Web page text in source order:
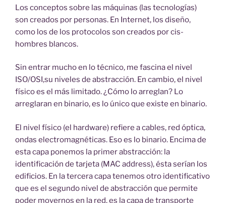
Los conceptos sobre las máquinas (las tecnologías)
son creados por personas. En Internet, los diseño,
como los de los protocolos son creados por cis-
hombres blancos.
Sin entrar mucho en lo técnico, me fascina el nivel
ISO/OSI,su niveles de abstracción. En cambio, el nivel
físico es el más limitado. ¿Cómo lo arreglan? Lo
arreglaran en binario, es lo único que existe en binario.
El nivel físico (el hardware) refiere a cables, red óptica,
ondas electromagnéticas. Eso es lo binario. Encima de
esta capa ponemos la primer abstracción: la
identificación de tarjeta (MAC address), ésta serían los
edificios. En la tercera capa tenemos otro identificativo
que es el segundo nivel de abstracción que permite
poder movernos en la red, es la capa de transporte